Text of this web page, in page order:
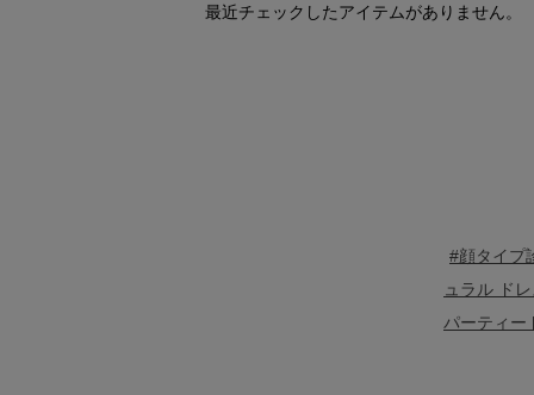
最近チェックしたアイテムがありません。
#顔タイプ
ュラル ド
パーティー